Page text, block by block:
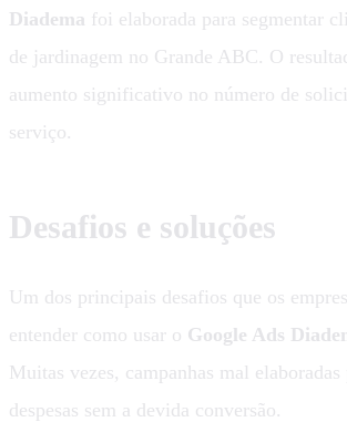
Diadema foi elaborada para segmentar
de jardinagem no Grande ABC. O
aumento significativo no número de
serviço.
Desafios e soluções
Um dos principais desafios que os
entender como usar o Google Ads
Muitas vezes, campanhas mal elaboradas
despesas sem a devida conversão.